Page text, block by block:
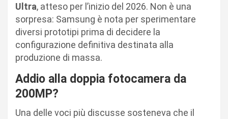
Ultra, atteso per l’inizio del 2026. Non è una
sorpresa: Samsung è nota per sperimentare
diversi prototipi prima di decidere la
configurazione definitiva destinata alla
produzione di massa.
Addio alla doppia fotocamera da
200MP?
Una delle voci più discusse sosteneva che il